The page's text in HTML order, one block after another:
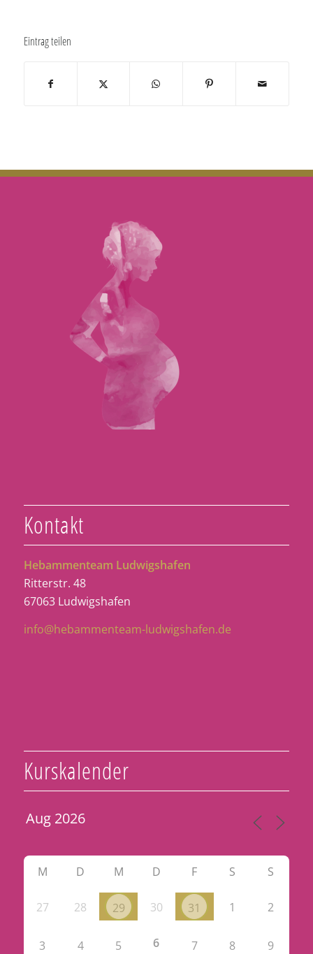
Eintrag teilen
Kontakt
Hebammenteam Ludwigshafen
Ritterstr. 48
67063 Ludwigshafen
info@hebammenteam-ludwigshafen.de
Kurskalender
M D M D F S S
27 28 29 30 31 1 2
3 4 5 6 7 8 9